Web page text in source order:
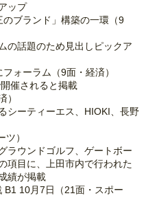
ップ
ブランド」構築の一環（9
の話題のため見出しピックア
ォーラム（9面・経済）
催されると掲載
）
シーティーエス、HIOKI、長野
）
ラウンドゴルフ、ゲートボー
項目に、上田市内で行われた
績が掲載
B1 10月7日（21面・スポー